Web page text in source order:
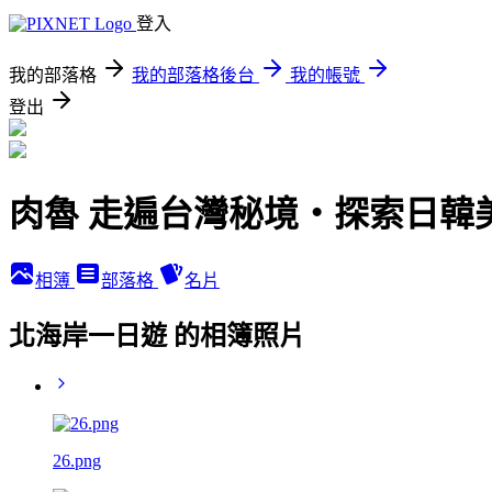
登入
我的部落格 我的部落格後台
我的帳號
登出
肉魯 走遍台灣秘境・探索日韓
相簿 部落格 名片
北海岸一日遊 的相簿照片
26.png